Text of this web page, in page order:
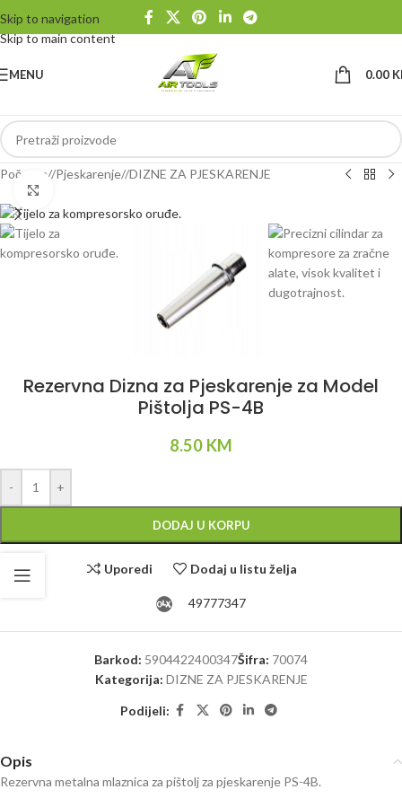
Skip to navigation
Skip to main content
MENU 0.00
Početna/ Pjeskarenje/ DIZNE ZA PJESKARENJE
Rezervna Dizna za Pjeskarenje za Model
Pištolja PS-4B
8.50 KM
- +
DODAJ U KORPU
Uporedi Dodaj u listu želja
49777347
Barkod: 5904422400347Šifra: 70074
Kategorija: DIZNE ZA PJESKARENJE
Podijeli:
Opis
Rezervna metalna mlaznica za pištolj za pjeskarenje PS-4B.